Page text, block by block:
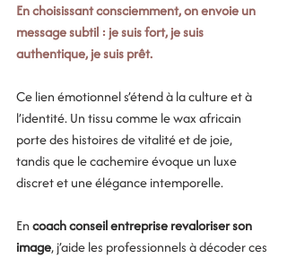
En choisissant consciemment, on envoie un
message subtil : je suis fort, je suis
authentique, je suis prêt.
Ce lien émotionnel s’étend à la culture et à
l’identité. Un tissu comme le wax africain
porte des histoires de vitalité et de joie,
tandis que le cachemire évoque un luxe
discret et une élégance intemporelle.
En coach conseil entreprise revaloriser son
image, j’aide les professionnels à décoder ces